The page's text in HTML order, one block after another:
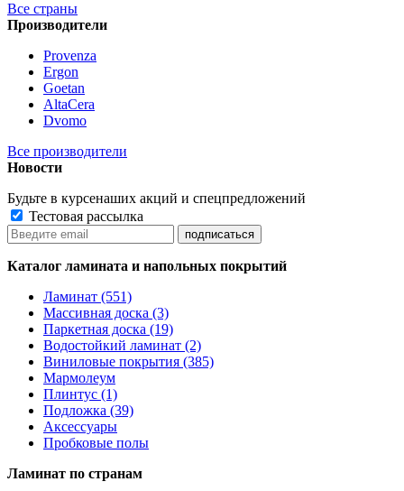
Все страны
Производители
Provenza
Ergon
Goetan
AltaСera
Dvomo
Все производители
Новости
Будьте в курсенаших акций и спецпредложений
Тестовая рассылка
Каталог ламината и напольных покрытий
Ламинат (551)
Массивная доска (3)
Паркетная доска (19)
Водостойкий ламинат (2)
Виниловые покрытия (385)
Мармолеум
Плинтус (1)
Подложка (39)
Аксессуары
Пробковые полы
Ламинат по странам